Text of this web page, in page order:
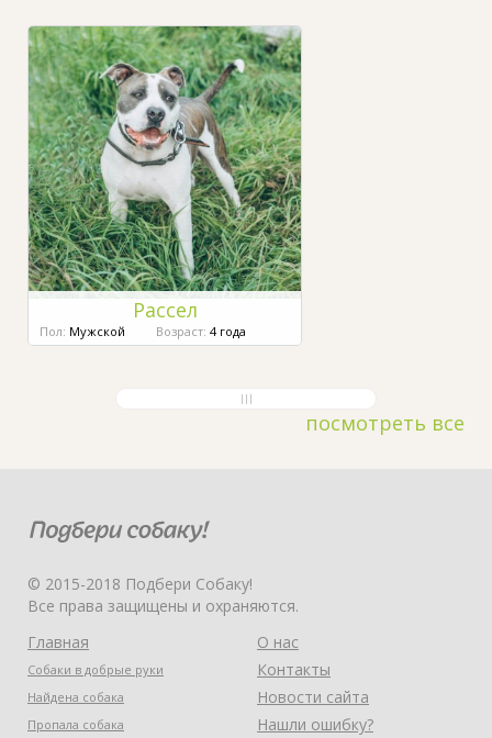
Рассел
Пол: Мужской Возраст: 4 года
посмотреть все
© 2015-2018 Подбери Собаку!
Все права защищены и охраняются.
Главная
Собаки в добрые руки
Найдена собака
Пропала собака
О нас
Контакты
Новости сайта
Нашли ошибку?